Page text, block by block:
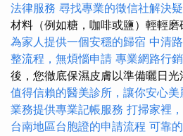
法律服務 尋找專業的徵信社解決
材料（例如糖，咖啡或鹽）輕輕磨
為家人提供一個安穩的歸宿 中清
整流程，無煩惱申請 專業網路行
後，您徹底保濕皮膚以準備曬日光
值得信賴的醫美診所，讓你安心美
業務提供專業記帳服務 打掃家裡
台南地區台胞證的申請流程 可靠